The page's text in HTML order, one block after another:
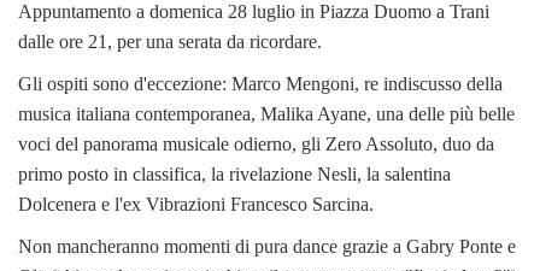
Appuntamento a domenica 28 luglio in Piazza Duomo a Trani
dalle ore 21, per una serata da ricordare.
Gli ospiti sono d'eccezione: Marco Mengoni, re indiscusso della
musica italiana contemporanea, Malika Ayane, una delle più belle
voci del panorama musicale odierno, gli Zero Assoluto, duo da
primo posto in classifica, la rivelazione Nesli, la salentina
Dolcenera e l'ex Vibrazioni Francesco Sarcina.
Non mancheranno momenti di pura dance grazie a Gabry Ponte e